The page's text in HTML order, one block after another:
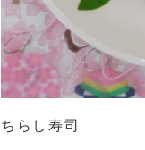
ちらし寿司